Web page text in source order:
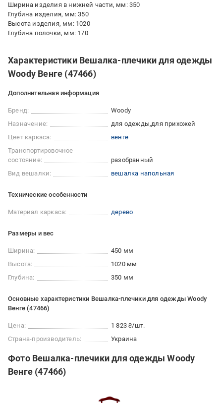
Ширина изделия в нижней части, мм: 350
Глубина изделия, мм: 350
Высота изделия, мм: 1020
Глубина полочки, мм: 170
Характеристики Вешалка-плечики для одежды
Woody Венге (47466)
Дополнительная информация
Бренд:
Woody
Назначение:
для одежды для прихожей
Цвет каркаса:
венге
Транспортировочное
состояние:
разобранный
Вид вешалки:
вешалка напольная
Технические особенности
Материал каркаса: дерево
Размеры и вес
Ширина:
450 мм
Высота:
1020 мм
Глубина:
350 мм
Основные характеристики Вешалка-плечики для одежды Woody
Венге (47466)
Цена:
1 823 ₴/шт.
Страна-производитель:
Украина
Фото Вешалка-плечики для одежды Woody
Венге (47466)